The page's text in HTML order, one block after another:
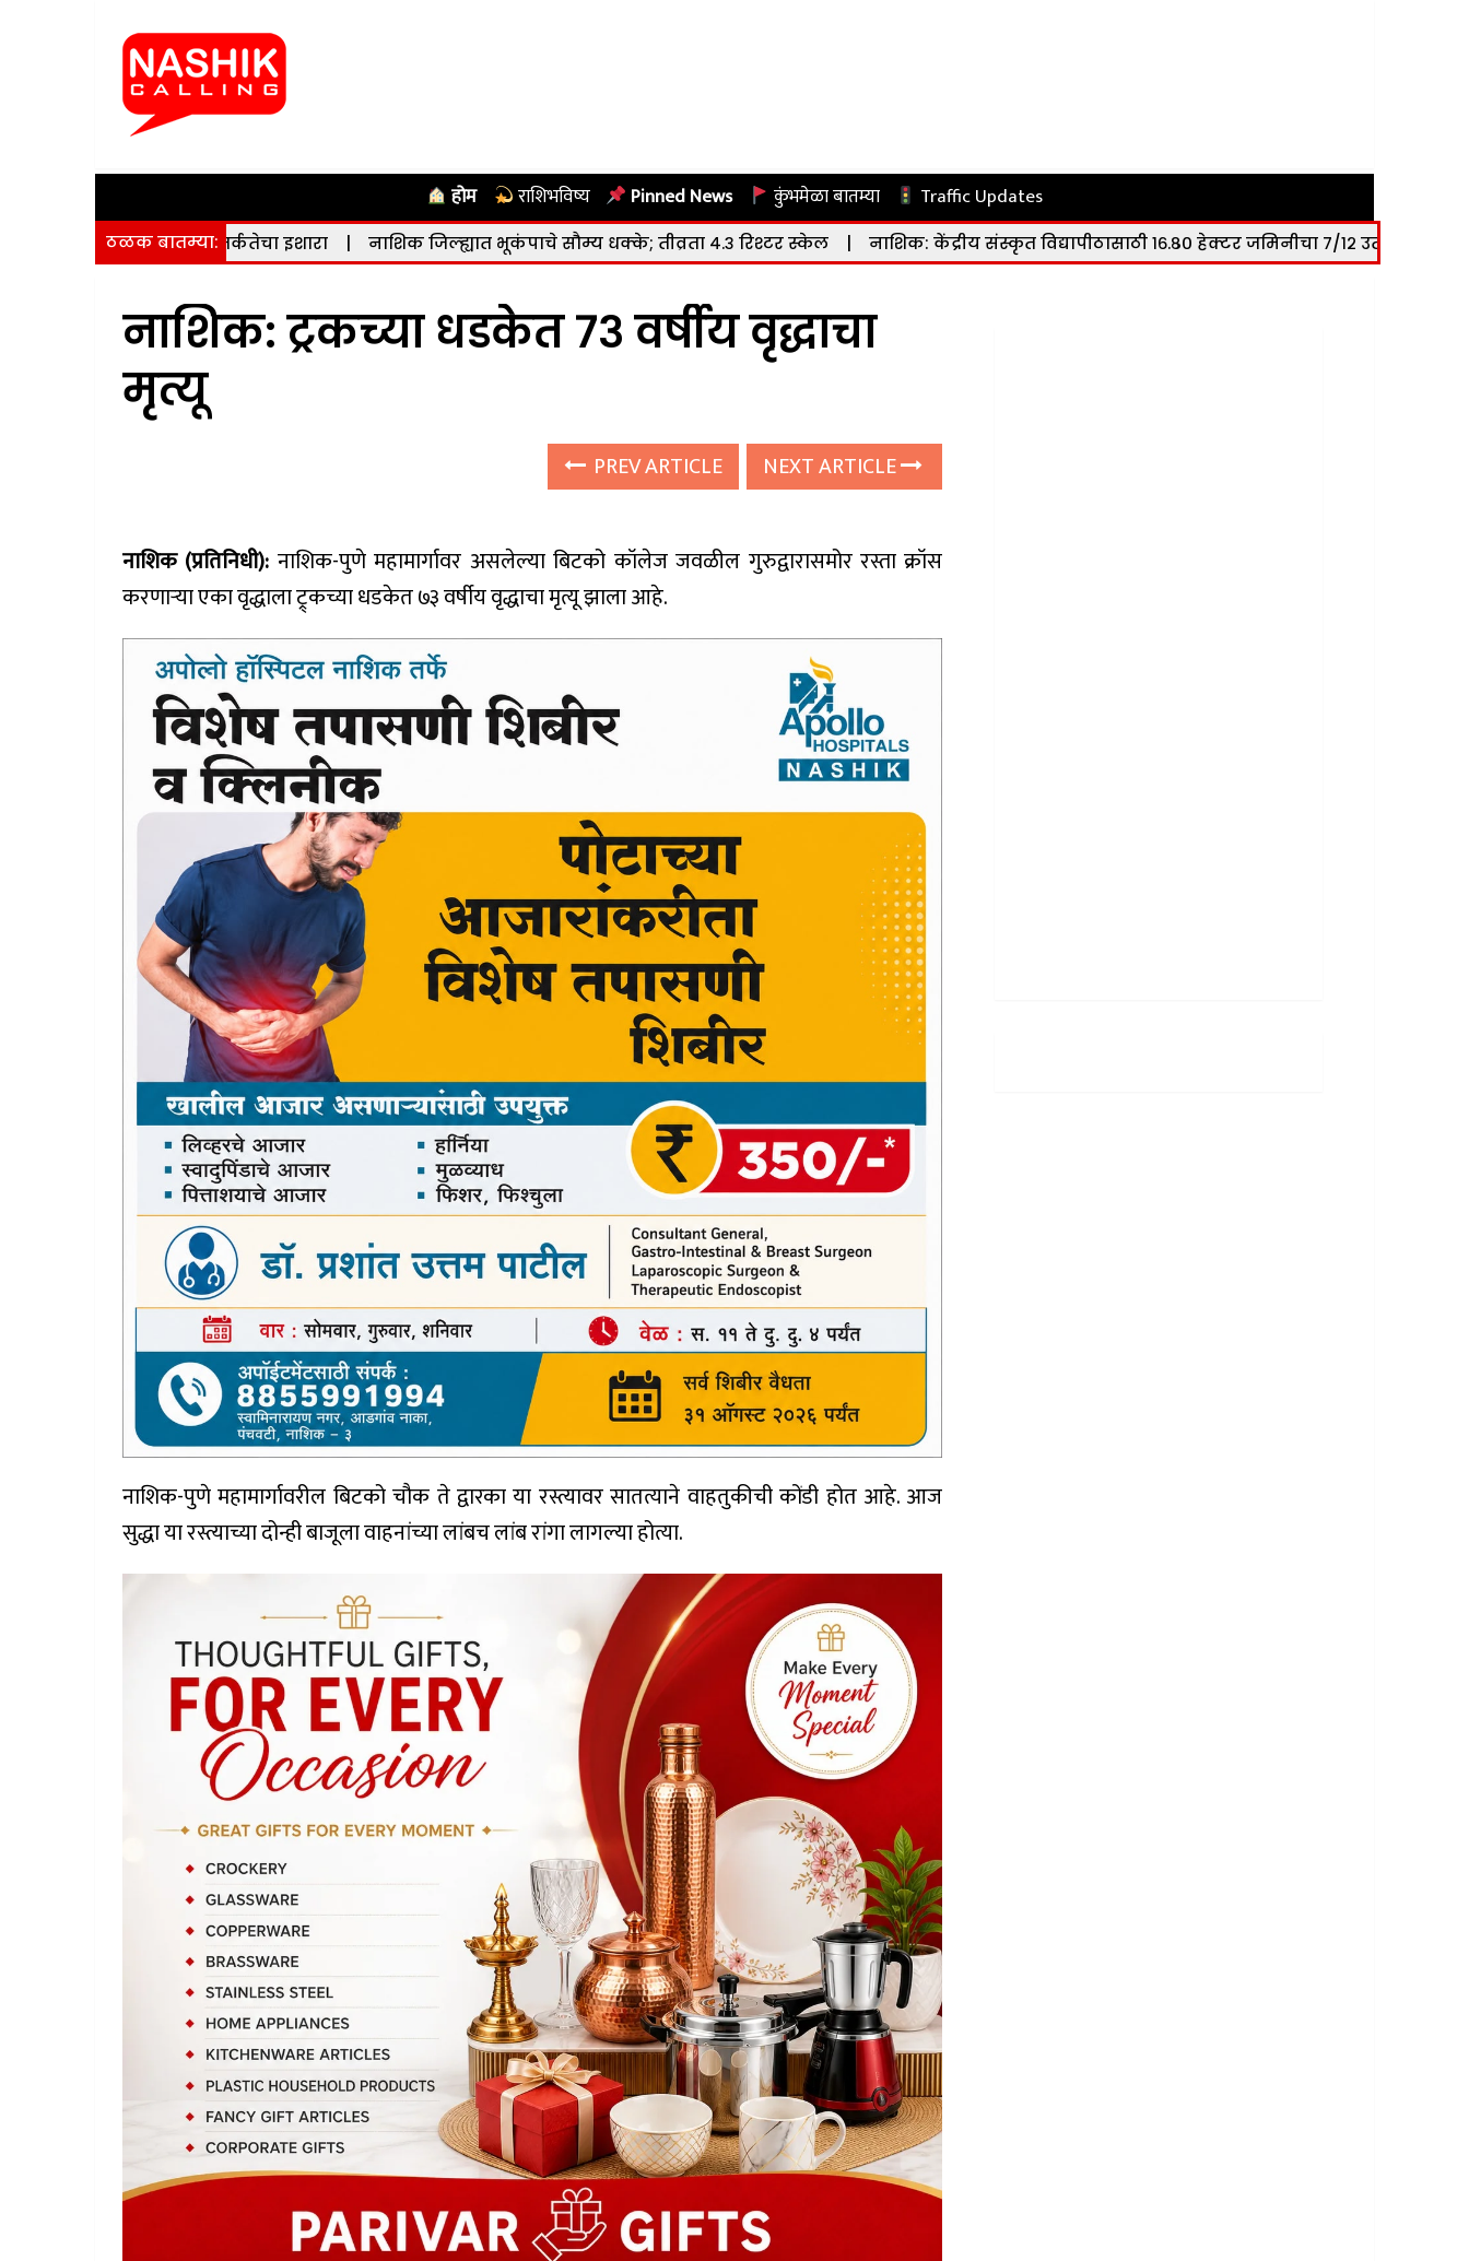
होम राशिभविष्य Pinned News कुंभमेळा बातम्या Traffic Updates
ठळक बातम्या:
दिला सतर्कतेचा इशारा | नाशिक जिल्ह्यात भूकंपाचे सौम्य धक्के; तीव्रता ४.३ रिश्टर स्केल | नाशिक: केंद्रीय संस्कृत विद्यापीठासाठी १६.८० हेक्टर जमिनीचा ७/१२ उतारा विद्यापीठाला सुपूर्द
नाशिक: ट्रकच्या धडकेत ७३ वर्षीय वृद्धाचा
मृत्यू
PREV ARTICLE NEXT ARTICLE
नाशिक (प्रतिनिधी): नाशिक-पुणे महामार्गावर असलेल्या बिटको कॉलेज जवळील गुरुद्वारासमोर रस्ता क्रॉस
करणाऱ्या एका वृद्धाला ट्र्कच्या धडकेत ७३ वर्षीय वृद्धाचा मृत्यू झाला आहे.
नाशिक-पुणे महामार्गावरील बिटको चौक ते द्वारका या रस्त्यावर सातत्याने वाहतुकीची कोंडी होत आहे. आज
सुद्धा या रस्त्याच्या दोन्ही बाजूला वाहनांच्या लांबच लांब रांगा लागल्या होत्या.